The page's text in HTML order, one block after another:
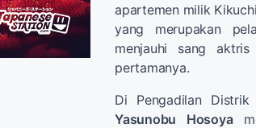
apartemen milik
yang merupakan
menjauhi sang
pertamanya.
Di Pengadilan
Yasunobu Hosoya